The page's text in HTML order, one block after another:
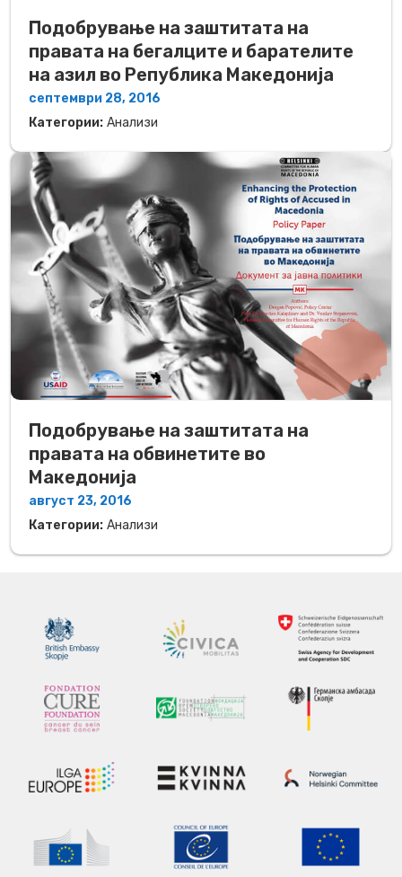
Подобрување на заштитата на
правата на бегалците и барателите
на азил во Република Македонија
септември 28, 2016
Категории: Анализи
Подобрување на заштитата на
правата на обвинетите во
Македонија
август 23, 2016
Категории: Анализи